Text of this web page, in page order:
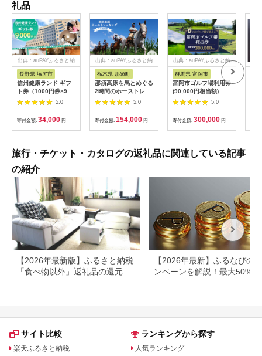
礼品
出典：auPAYふるさと納
長野県 塩尻市
信州健康ランド ギフ
ト券（1000円券×9
枚） | 信州健康ランド
サウナ 大浴場 ボディ
ケア リラクゼーショ
ン 施設 宿泊 家族連れ
長野県 塩尻市
5.0
寄付金額: 34,000 円
出典：auPAYふるさと納
栃木県 那須町
那須高原を馬とめぐる
2時間のホーストレッ
キング 外乗ペア利用
券【平日限定】チケッ
ト 利用券 ペア 体験
乗馬 初心者歓迎〔P-
100〕
5.0
寄付金額: 154,000 円
出典：auPAYふるさと納
群馬県 富岡市
富岡市ゴルフ場利用券
(90,000円相当額) ゴ
ルフ チケット 平日 土
日 祝日 プレー券 関東
群馬県 首都圏 F20E-
350
5.0
寄付金額: 300,000 円
旅行・チケット・カタログの返礼品に関連している記事
の紹介
【2026年最新版】ふるさと納税
「食べ物以外」返礼品の還元率
【2026年最新】ふるなびの
ンペーンを解説！最大50%還
サイト比較
楽天ふるさと納税
ランキングから探す
人気ランキング